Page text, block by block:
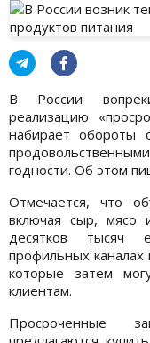
В России
реализацию
набирает обороты
годности. Об этом
Отмечается, что
включая сыр, мясо
десятков тысяч
профильных каналах
которые затем
клиентам.
Просроченные